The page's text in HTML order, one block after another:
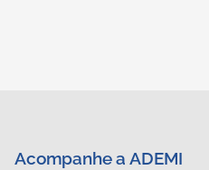
Acompanhe a ADEMI